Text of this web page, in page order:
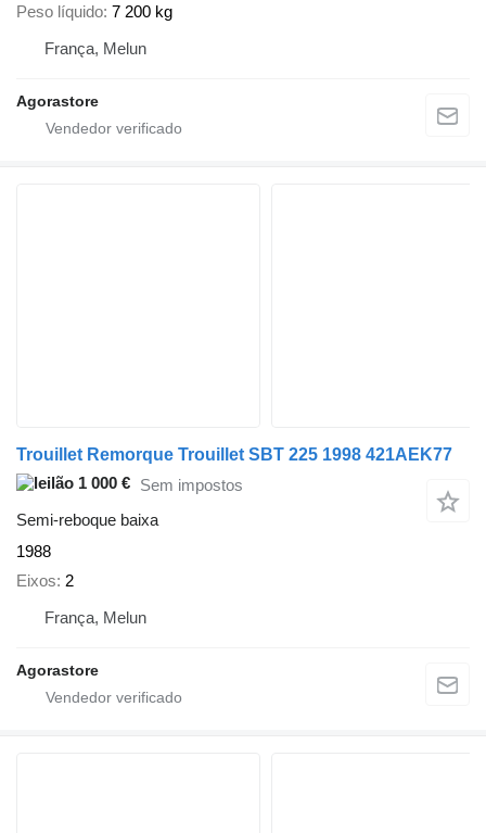
Peso líquido 7 200 kg
França, Melun
Agorastore
Trouillet Remorque Trouillet SBT 225 1998 421AEK77
1 000 € Sem impostos
Semi-reboque baixa
1988
Eixos 2
França, Melun
Agorastore